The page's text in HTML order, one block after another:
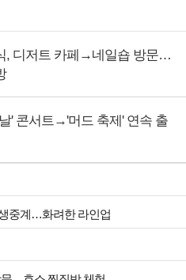
, 디저트 카페→네일숍 방문…
' 콘서트→'머드 축제' 연속 출
중계…화려한 라인업